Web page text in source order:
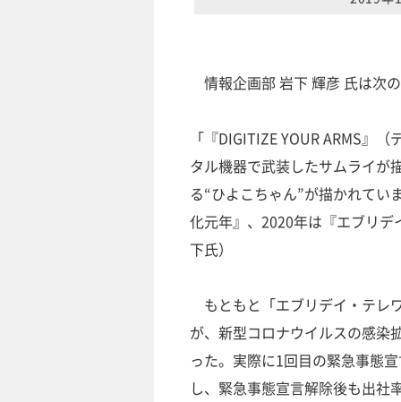
情報企画部 岩下 輝彦 氏は次
「『DIGITIZE YOUR ARMS』
タル機器で武装したサムライが
る“ひよこちゃん”が描かれて
化元年』、2020年は『エブリ
下氏）
もともと「エブリデイ・テレ
が、新型コロナウイルスの感染
った。実際に1回目の緊急事態
し、緊急事態宣言解除後も出社